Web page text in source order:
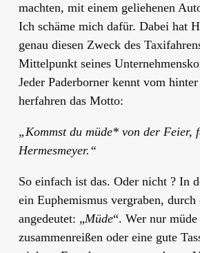
machten, mit einem geliehenen
Ich schäme mich dafür. Dabei hat
genau diesen Zweck des
Mittelpunkt seines
Jeder Paderborner kennt vom
herfahren das Motto:
„Kommst du müde* von der Feier,
Hermesmeyer.“
So einfach ist das. Oder nicht ? In
ein Euphemismus vergraben,
angedeutet: „Müde“. Wer nur
zusammenreißen oder eine gute